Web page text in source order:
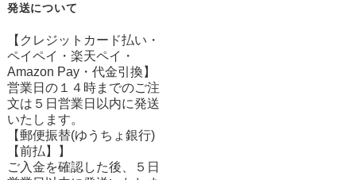
発送について
【クレジットカード払い・
ペイペイ・楽天ペイ・
Amazon Pay・ 代金引換】
営業日の１４時までのご注
文は５日営業日以内に発送
いたします。
【郵便振替(ゆうちょ銀行)
【前払】】
ご入金を確認した後、５日